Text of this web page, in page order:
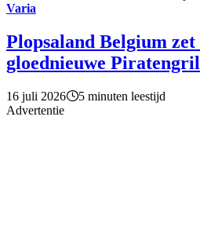
Varia
Plopsaland Belgium
gloednieuwe
16 juli 2026
5 minuten leestijd
Advertentie